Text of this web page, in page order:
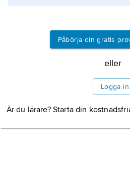
Påbörja din gratis
eller
Logga in
Är du lärare? Starta din